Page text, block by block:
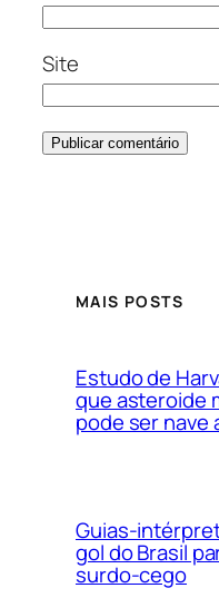
Site
MAIS POSTS
Estudo de
que asteroide
pode ser nave
Guias-
gol do Brasil
surdo-cego